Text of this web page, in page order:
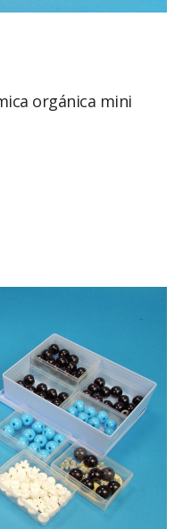
orgánica mini